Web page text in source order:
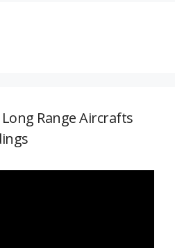
Range Aircrafts